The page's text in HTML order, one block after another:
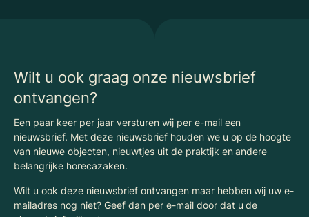
Wilt u ook graag onze nieuwsbrief
ontvangen?
Een paar keer per jaar versturen wij per e-mail een
nieuwsbrief. Met deze nieuwsbrief houden we u op de hoogte
van nieuwe objecten, nieuwtjes uit de praktijk en andere
belangrijke horecazaken.
Wilt u ook deze nieuwsbrief ontvangen maar hebben wij uw e-
mailadres nog niet? Geef dan per e-mail door dat u de